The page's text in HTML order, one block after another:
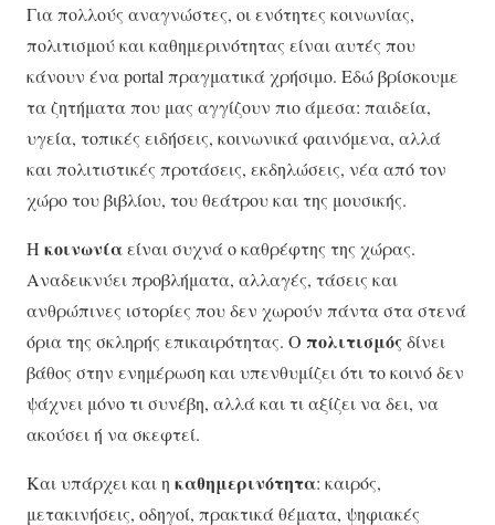
Για πολλούς αναγνώστες, οι ενότητες κοινωνίας,
πολιτισμού και καθημερινότητας είναι αυτές που
κάνουν ένα portal πραγματικά χρήσιμο. Εδώ βρίσκουμε
τα ζητήματα που μας αγγίζουν πιο άμεσα: παιδεία,
υγεία, τοπικές ειδήσεις, κοινωνικά φαινόμενα, αλλά
και πολιτιστικές προτάσεις, εκδηλώσεις, νέα από τον
χώρο του βιβλίου, του θεάτρου και της μουσικής.
Η κοινωνίαείναι συχνά ο καθρέφτης της χώρας.
Αναδεικνύει προβλήματα, αλλαγές, τάσεις και
ανθρώπινες ιστορίες που δεν χωρούν πάντα στα στενά
όρια της σκληρής επικαιρότητας. Ο πολιτισμόςδίνει
βάθος στην ενημέρωση και υπενθυμίζει ότι το κοινό δεν
ψάχνει μόνο τι συνέβη, αλλά και τι αξίζει να δει, να
ακούσει ή να σκεφτεί.
Και υπάρχει και η καθημερινότητα: καιρός,
μετακινήσεις, οδηγοί, πρακτικά θέματα, ψηφιακές